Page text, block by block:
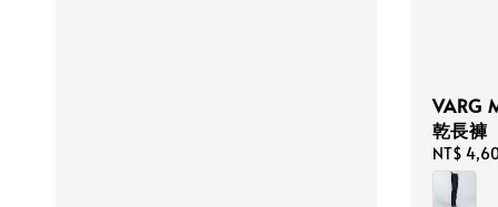
VARG
乾長褲
Sale
price
NT$